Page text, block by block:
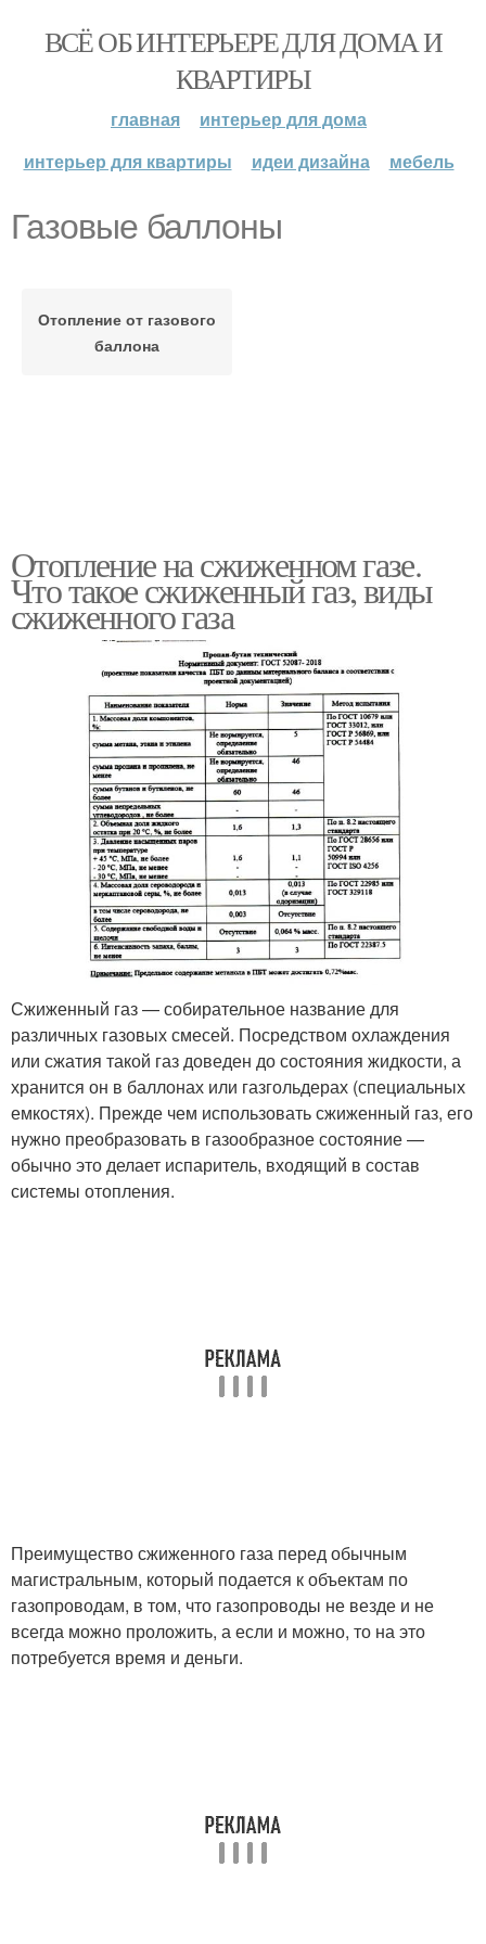
ВСЁ ОБ ИНТЕРЬЕРЕ ДЛЯ ДОМА И
КВАРТИРЫ
главная
интерьер для дома
интерьер для квартиры
идеи дизайна мебель
Газовые баллоны
Отопление от газового
баллона
Отопление на сжиженном газе.
Что такое сжиженный газ, виды
сжиженного газа
Сжиженный газ — собирательное название для
различных газовых смесей. Посредством охлаждения
или сжатия такой газ доведен до состояния жидкости, а
хранится он в баллонах или газгольдерах (специальных
емкостях). Прежде чем использовать сжиженный газ, его
нужно преобразовать в газообразное состояние —
обычно это делает испаритель, входящий в состав
системы отопления.
Преимущество сжиженного газа перед обычным
магистральным, который подается к объектам по
газопроводам, в том, что газопроводы не везде и не
всегда можно проложить, а если и можно, то на это
потребуется время и деньги.